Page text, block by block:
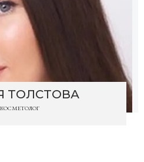
ТОЛСТОВА
КОСМЕТОЛОГ